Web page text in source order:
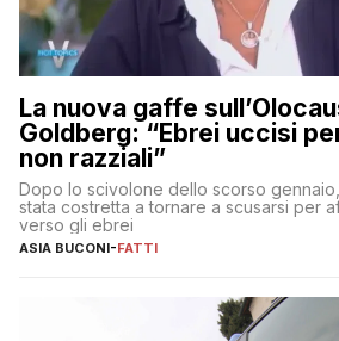
La nuova gaffe
Goldberg: “Ebrei uccisi
non razziali”
Dopo lo scivolone dello scorso
stata costretta a tornare a scusarsi per
verso gli ebrei
ASIA BUCONI-FATTI